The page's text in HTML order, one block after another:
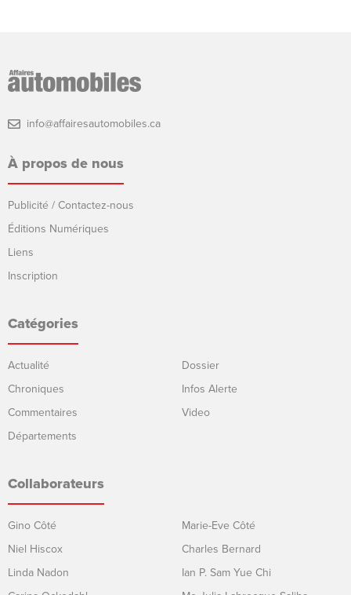
info@affairesautomobiles.ca
À propos de nous
Publicité / Contactez-nous
Éditions Numériques
Liens
Inscription
Catégories
Actualité
Chroniques
Commentaires
Départements
Dossier
Infos Alerte
Video
Collaborateurs
Gino Côté
Niel Hiscox
Linda Nadon
Marie-Eve Côté
Charles Bernard
Ian P. Sam Yue Chi